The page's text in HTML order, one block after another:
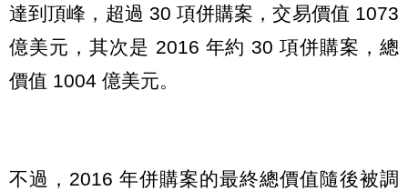
達到頂峰，超過 30 項併購案，交易價值 1073
億美元，其次是 2016 年約 30 項併購案，總
價值 1004 億美元。
不過，2016 年併購案的最終總價值隨後被調